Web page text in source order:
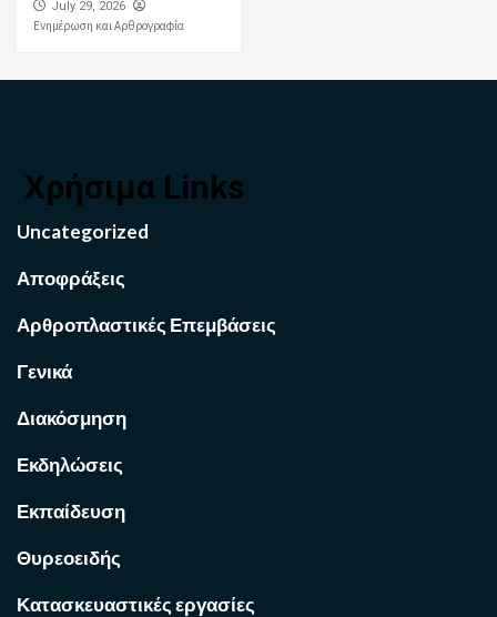
July 29, 2026
Ενημέρωση και Αρθρογραφία
Χρήσιμα Links
Uncategorized
Αποφράξεις
Αρθροπλαστικές Επεμβάσεις
Γενικά
Διακόσμηση
Εκδηλώσεις
Εκπαίδευση
Θυρεοειδής
Κατασκευαστικές εργασίες